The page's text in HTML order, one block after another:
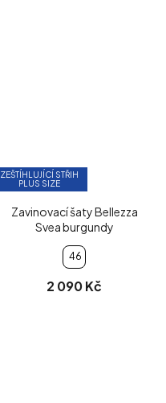
ZEŠTÍHLUJÍCÍ STŘIH
PLUS SIZE
Zavinovací šaty Bellezza
Svea burgundy
46
2 090 Kč